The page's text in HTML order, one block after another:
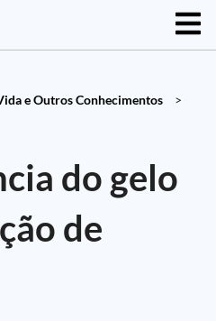
e Outros Conhecimentos
>
do gelo
de